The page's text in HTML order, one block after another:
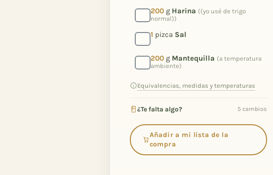
200 g Harina ((yo usé de trigo
normal))
1 pizca Sal
200 g Mantequilla (a temperatura
ambiente)
Equivalencias, medidas y temperaturas
¿Te falta algo? 5 cambios
Añadir a mi lista de la
compra